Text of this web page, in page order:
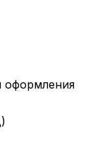
оформления